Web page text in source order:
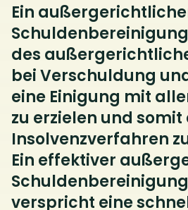
Ein
des
bei Verschuldung
eine Einigung mit
zu erzielen und
Insolvenzverfahren
Ein effektiver
verspricht eine